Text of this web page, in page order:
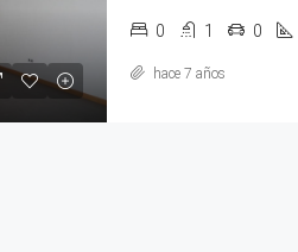
0 1 0
hace 7 años